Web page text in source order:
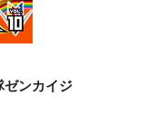
ゼンカイジ